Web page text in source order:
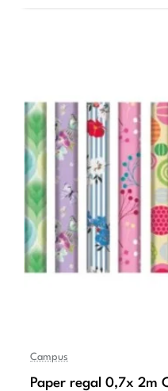
Campus
Paper regal 0,7x 2m